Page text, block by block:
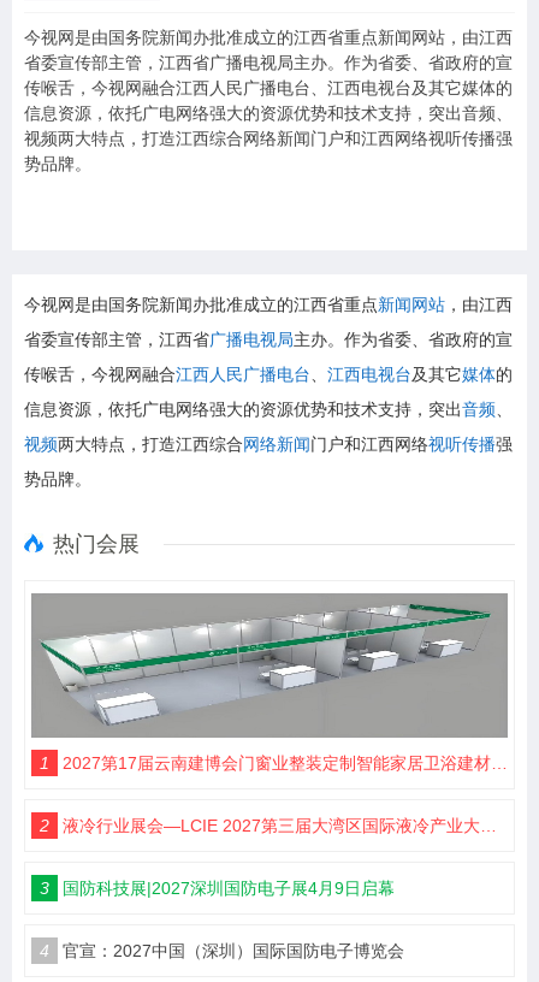
今视网是由国务院新闻办批准成立的江西省重点新闻网站，由江西
省委宣传部主管，江西省广播电视局主办。作为省委、省政府的宣
传喉舌，今视网融合江西人民广播电台、江西电视台及其它媒体的
信息资源，依托广电网络强大的资源优势和技术支持，突出音频、
视频两大特点，打造江西综合网络新闻门户和江西网络视听传播强
势品牌。
今视网是由国务院新闻办批准成立的江西省重点新闻网站 ，由江西
省委宣传部主管，江西省广播电视局主办。作为省委、省政府的宣
传喉舌，今视网融合江西人民广播电台 江西电视台及其它媒体的
信息资源，依托广电网络强大的资源优势和技术支持，突出音频
视频两大特点，打造江西综合网络新闻门户和江西网络视听传播强
势品牌。
热门会展
1 2027第17届云南建博会门窗业整装定制智能家居卫浴建材展会
2 液冷行业展会—LCIE 2027第三届大湾区国际液冷产业大会暨展览会（深圳）
3 国防科技展|2027深圳国防电子展4月9日启幕
4 官宣：2027中国（深圳）国际国防电子博览会